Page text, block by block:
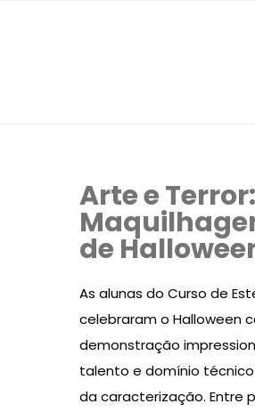
Arte e Terror:
de
As alunas do Curso de
celebraram o Halloween
demonstração
talento e domínio
da caracterização. Entre